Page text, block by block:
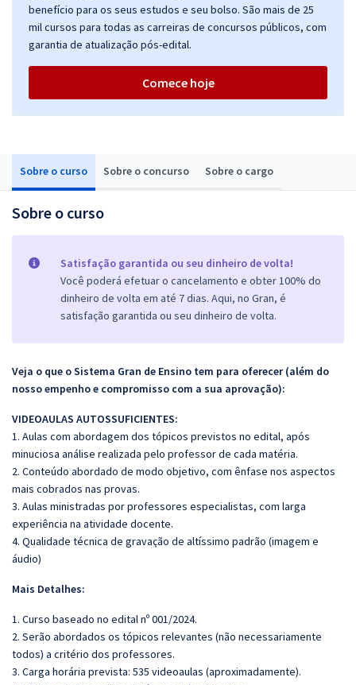
Sobre o curso Sobre o concurso Sobre o cargo
Sobre o curso
Satisfação garantida ou seu dinheiro de volta!
Você poderá efetuar o cancelamento e obter 100% do
dinheiro de volta em até 7 dias. Aqui, no Gran, é
satisfação garantida ou seu dinheiro de volta.
Veja o que o Sistema Gran de Ensino tem para oferecer (além do
nosso empenho e compromisso com a sua aprovação):
VIDEOAULAS AUTOSSUFICIENTES:
1. Aulas com abordagem dos tópicos previstos no edital, após
minuciosa análise realizada pelo professor de cada matéria.
2. Conteúdo abordado de modo objetivo, com ênfase nos aspectos
mais cobrados nas provas.
3. Aulas ministradas por professores especialistas, com larga
experiência na atividade docente.
4. Qualidade técnica de gravação de altíssimo padrão (imagem e
áudio)
Mais Detalhes:
1. Curso baseado no edital nº 001/2024.
2. Serão abordados os tópicos relevantes (não necessariamente
todos) a critério dos professores.
3. Carga horária prevista: 535 videoaulas (aproximadamente).
benefício para os seus estudos e seu bolso. São mais de 25
mil cursos para todas as carreiras de concursos públicos, com
garantia de atualização pós-edital.
Comece hoje